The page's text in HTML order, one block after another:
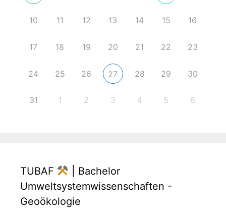
10 11 12 13 14 15 16
17 18 19 20 21 22 23
24 25 26 27 28 29 30
31 1 2 3 4 5 6
TUBAF
| Bachelor
Umweltsystemwissenschaften -
Geoökologie